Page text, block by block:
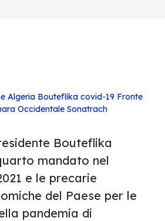
Algeria Bouteflika covid-19 Fronte
Occidentale Sonatrach
Bouteflika
mandato nel
e le precarie
del Paese per le
pandemia di